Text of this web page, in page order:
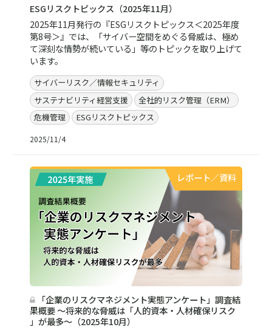
ESGリスクトピックス（2025年11月）
2025年11月発行の『ESGリスクトピックス＜2025年度
第8号＞』では、「サイバー空間をめぐる脅威は、極め
て深刻な情勢が続いている」等のトピックを取り上げて
います。
サイバーリスク／情報セキュリティ
サステナビリティ経営支援
全社的リスク管理（ERM）
危機管理
ESGリスクトピックス
2025/11/4
レポート／資料
「企業のリスクマネジメント実態アンケート」調査結
果概要 ～将来的な脅威は「人的資本・人材確保リスク
」が最多～（2025年10月）